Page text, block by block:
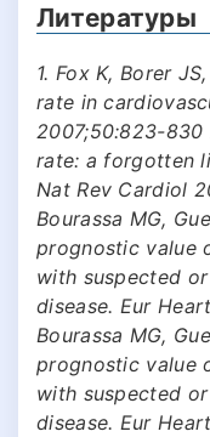
Литературы
1. Fox K, Borer
rate in
2007;50:823-830
rate: a forgotten
Nat Rev Cardiol
Bourassa MG,
prognostic value
with suspected
disease. Eur
Bourassa MG,
prognostic value
with suspected
disease. Eur